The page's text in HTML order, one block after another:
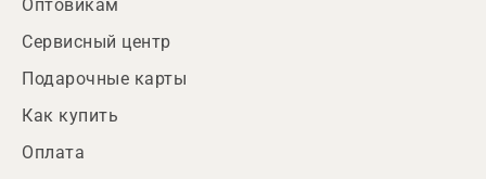
Оптовикам
Сервисный центр
Подарочные карты
Как купить
Оплата